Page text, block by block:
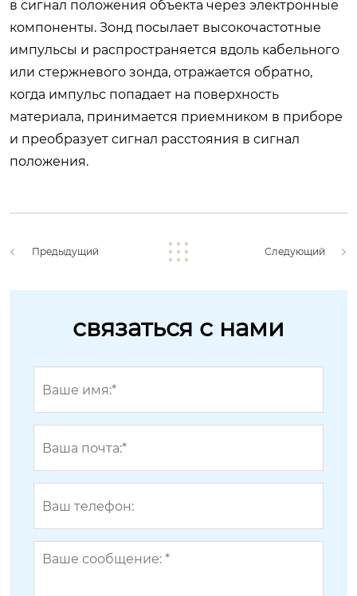
в сигнал положения объекта через электронные
компоненты. Зонд посылает высокочастотные
импульсы и распространяется вдоль кабельного
или стержневого зонда, отражается обратно,
когда импульс попадает на поверхность
материала, принимается приемником в приборе
и преобразует сигнал расстояния в сигнал
положения.
Предыдущий Следующий
связаться с нами